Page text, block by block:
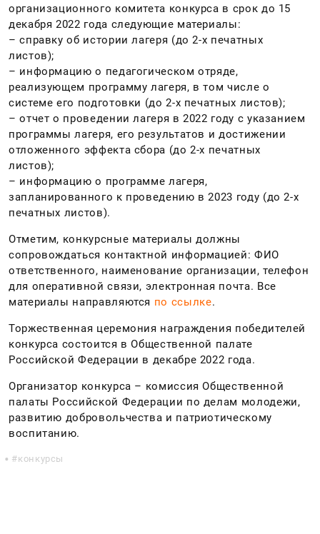
организационного комитета конкурса в срок до 15
декабря 2022 года следующие материалы:
– справку об истории лагеря (до 2-х печатных
листов);
– информацию о педагогическом отряде,
реализующем программу лагеря, в том числе о
системе его подготовки (до 2-х печатных листов);
– отчет о проведении лагеря в 2022 году с указанием
программы лагеря, его результатов и достижении
отложенного эффекта сбора (до 2-х печатных
листов);
– информацию о программе лагеря,
запланированного к проведению в 2023 году (до 2-х
печатных листов).
Отметим, конкурсные материалы должны
сопровождаться контактной информацией: ФИО
ответственного, наименование организации, телефон
для оперативной связи, электронная почта. Все
материалы направляются по ссылке.
Торжественная церемония награждения победителей
конкурса состоится в Общественной палате
Российской Федерации в декабре 2022 года.
Организатор конкурса – комиссия Общественной
палаты Российской Федерации по делам молодежи,
развитию добровольчества и патриотическому
воспитанию.
конкурсы